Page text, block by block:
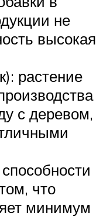
не
высокая
растение
с деревом,
что
минимум